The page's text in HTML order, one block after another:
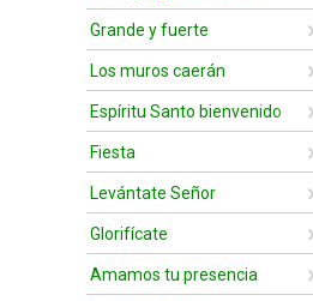
Grande y fuerte
Los muros caerán
Espíritu Santo bienvenido
Fiesta
Levántate Señor
Glorifícate
Amamos tu presencia